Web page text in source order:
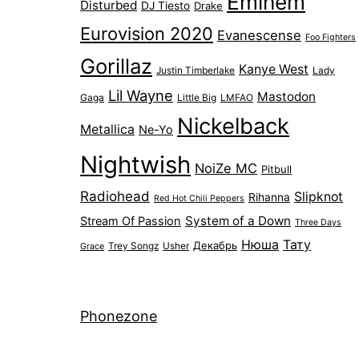
Disturbed DJ Tiesto Drake
Eurovision 2020 Evanescense Foo Fighters
Gorillaz Justin Timberlake Kanye West Lady
Gaga Lil Wayne Little Big LMFAO Mastodon
Metallica Ne-Yo Nickelback
Nightwish NoiZe MC Pitbull
Radiohead Red Hot Chili Peppers Rihanna Slipknot
Stream Of Passion System of a Down Three Days
Grace Trey Songz Usher Декабрь Нюша Тату
Phonezone